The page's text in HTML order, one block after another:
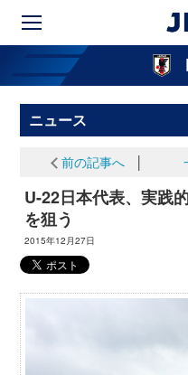
ニュース
前の記事へ
U-22日本代表、実践
を狙う
2015年12月27日